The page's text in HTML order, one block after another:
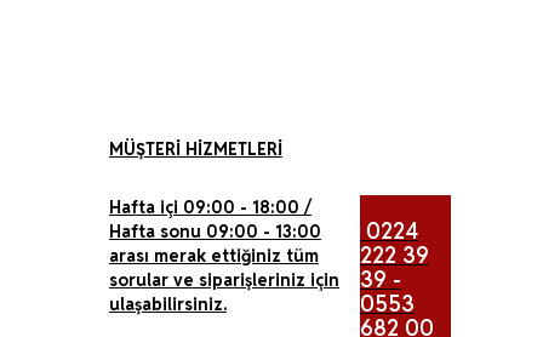
MÜŞTERİ HİZMETLERİ
Hafta içi 09:00 - 18:00 /
Hafta sonu 09:00 - 13:00
arası merak ettiğiniz tüm
sorular ve siparişleriniz için
ulaşabilirsiniz.
0224
222 39
39 -
0553
682 00